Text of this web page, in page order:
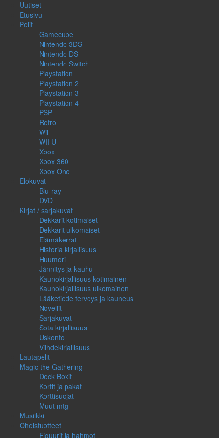
Uutiset
Etusivu
Pelit
Gamecube
Nintendo 3DS
Nintendo DS
Nintendo Switch
Playstation
Playstation 2
Playstation 3
Playstation 4
PSP
Retro
Wii
WII U
Xbox
Xbox 360
Xbox One
Elokuvat
Blu-ray
DVD
Kirjat / sarjakuvat
Dekkarit kotimaiset
Dekkarit ulkomaiset
Elämäkerrat
Historia kirjallisuus
Huumori
Jännitys ja kauhu
Kaunokirjallisuus kotimainen
Kaunokirjallisuus ulkomainen
Lääketiede terveys ja kauneus
Novellit
Sarjakuvat
Sota kirjallisuus
Uskonto
Viihdekirjallisuus
Lautapelit
Magic the Gathering
Deck Boxit
Kortit ja pakat
Korttisuojat
Muut mtg
Musiikki
Oheistuotteet
Figuurit ja hahmot